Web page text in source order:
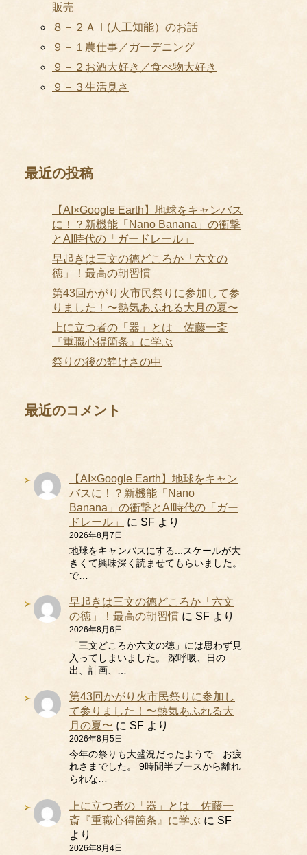
販売
８－２ＡＩ(人工知能）のお話
９－１農仕事／ガーデニング
９－２お酒大好き／食べ物大好き
９－３生活臭さ
最近の投稿
【AI×Google Earth】地球をキャンバス
に！？新機能「Nano Banana」の衝撃
とAI時代の「ガードレール」
早起きは三文の徳どころか「六文の
徳」！最高の朝習慣
第43回かがり火市民祭りに参加して参
りました！〜熱気あふれる大月の夏〜
上に立つ者の「器」とは 佐藤一斎
『重職心得箇条』に学ぶ
祭りの後の静けさの中
最近のコメント
【AI×Google Earth】地球をキャン
バスに！？新機能「Nano
Banana」の衝撃とAI時代の「ガー
ドレール」
に SF より
2026年8月7日
地球をキャンバスにする...スケールが大
きくて興味深く読ませてもらいました。
で…
早起きは三文の徳どころか「六文
の徳」！最高の朝習慣 に SF より
2026年8月6日
「三文どころか六文の徳」には思わず見
入ってしまいました。 深呼吸、日の
出、計画、…
第43回かがり火市民祭りに参加し
て参りました！〜熱気あふれる大
月の夏〜 に SF より
2026年8月5日
今年の祭りも大盛況だったようで…お疲
れさまでした。 9時間半ブースから離れ
られな…
上に立つ者の「器」とは 佐藤一
斎『重職心得箇条』に学ぶ に SF
より
2026年8月4日